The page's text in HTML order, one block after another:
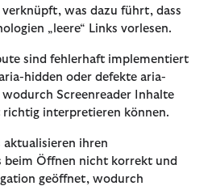
was dazu führt, dass
„leere“ Links vorlesen.
sind fehlerhaft implementiert
hidden oder defekte aria-
wodurch Screenreader Inhalte
interpretieren können.
ihren
beim Öffnen nicht korrekt und
geöffnet, wodurch